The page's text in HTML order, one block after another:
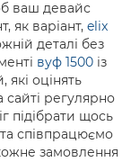
ваш девайс
як варіант, elix
деталі без
вуф 1500 із
оцінять
сайті регулярно
підібрати щось
співпрацюємо
замовлення